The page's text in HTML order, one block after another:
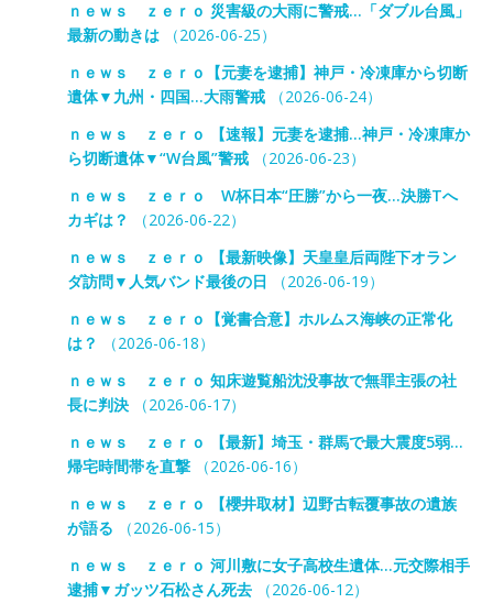
ｎｅｗｓ ｚｅｒｏ 災害級の大雨に警戒…「ダブル台風」
最新の動きは（2026-06-25）
ｎｅｗｓ ｚｅｒｏ【元妻を逮捕】神戸・冷凍庫から切断
遺体▼九州・四国…大雨警戒（2026-06-24）
ｎｅｗｓ ｚｅｒｏ 【速報】元妻を逮捕…神戸・冷凍庫か
ら切断遺体▼“W台風”警戒（2026-06-23）
ｎｅｗｓ ｚｅｒｏ W杯日本“圧勝”から一夜…決勝Tへ
カギは？
（2026-06-22）
ｎｅｗｓ ｚｅｒｏ 【最新映像】天皇皇后両陛下オラン
ダ訪問▼人気バンド最後の日 （2026-06-19）
ｎｅｗｓ ｚｅｒｏ【覚書合意】ホルムス海峡の正常化
は？
（2026-06-18）
ｎｅｗｓ ｚｅｒｏ 知床遊覧船沈没事故で無罪主張の社
長に判決（2026-06-17）
ｎｅｗｓ ｚｅｒｏ 【最新】埼玉・群馬で最大震度5弱…
帰宅時間帯を直撃（2026-06-16）
ｎｅｗｓ ｚｅｒｏ 【櫻井取材】辺野古転覆事故の遺族
が語る （2026-06-15）
ｎｅｗｓ ｚｅｒｏ 河川敷に女子高校生遺体…元交際相手
逮捕▼ガッツ石松さん死去（2026-06-12）